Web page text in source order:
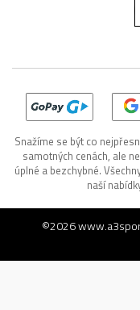
Snažíme se být co
samotných cenách, ale
úplné a bezchybné.
naší
©2026